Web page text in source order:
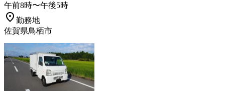
午前8時〜午後5時
勤務地
佐賀県鳥栖市